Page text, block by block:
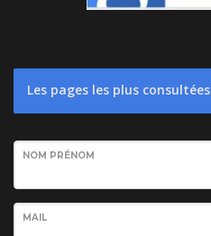
Les pages les plus consultées
NOM PRÉNOM
MAIL